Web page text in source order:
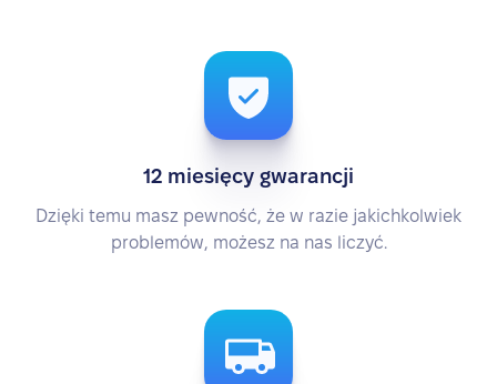
12 miesięcy gwarancji
Dzięki temu masz pewność, że w razie jakichkolwiek
problemów, możesz na nas liczyć.